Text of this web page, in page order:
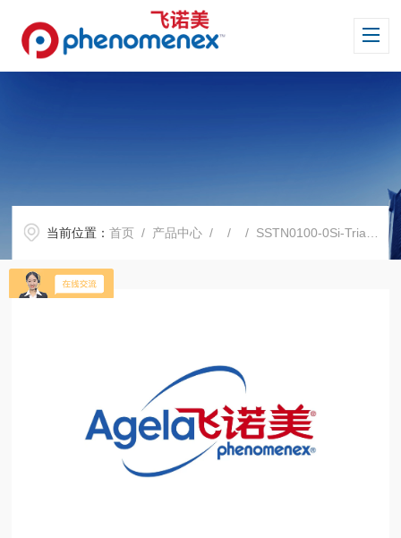
当前位置：首页 / 产品中心 / / / SSTN0100-0Si-Triamine净化填料